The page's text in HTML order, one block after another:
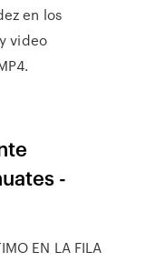
en los
video
-
EN LA FILA